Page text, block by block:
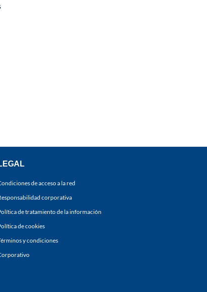
de acceso a la red
corporativa
de tratamiento de la información
de cookies
y condiciones